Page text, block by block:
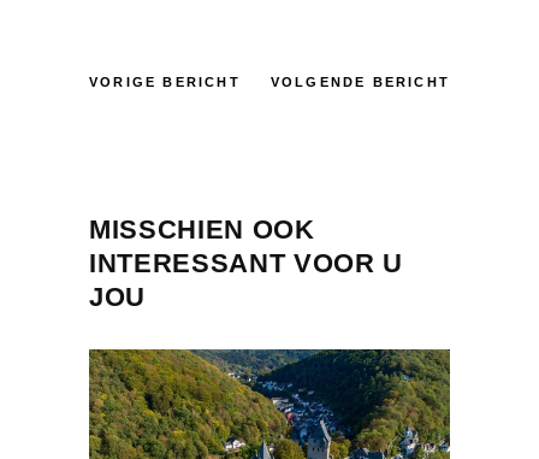
VORIGE BERICHT VOLGENDE BERICHT
MISSCHIEN OOK
INTERESSANT VOOR U
JOU